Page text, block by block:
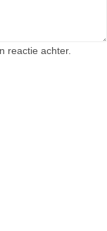
reactie achter.